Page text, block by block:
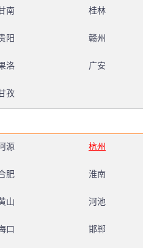
南 桂林
阳 赣州
洛 广安
孜
源 杭州
肥 淮南
山 河池
口 邯郸